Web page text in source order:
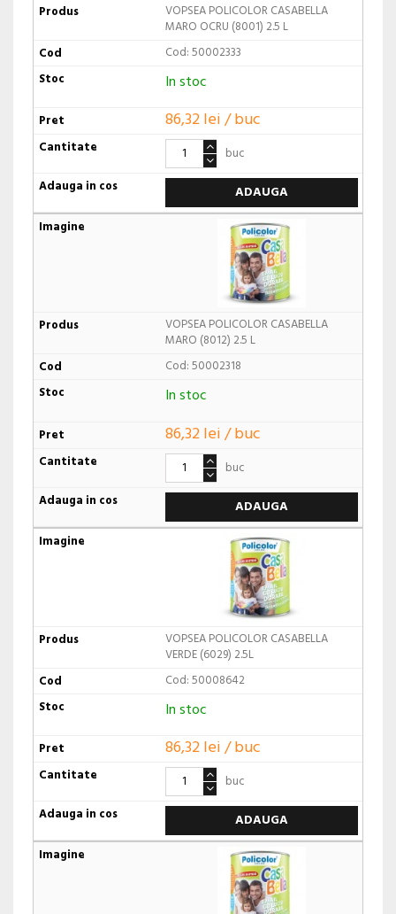
VOPSEA POLICOLOR CASABELLA
MARO OCRU (8001) 2.5 L
Cod: 50002333
In stoc
86,32 lei / buc
buc
ADAUGA
VOPSEA POLICOLOR CASABELLA
MARO (8012) 2.5 L
Cod: 50002318
In stoc
86,32 lei / buc
buc
ADAUGA
VOPSEA POLICOLOR CASABELLA
VERDE (6029) 2.5L
Cod: 50008642
In stoc
86,32 lei / buc
buc
ADAUGA